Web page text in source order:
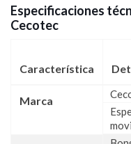
Especificaciones
Cecotec
Característica
Marca